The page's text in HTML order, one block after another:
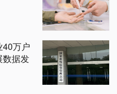
万户
数据发